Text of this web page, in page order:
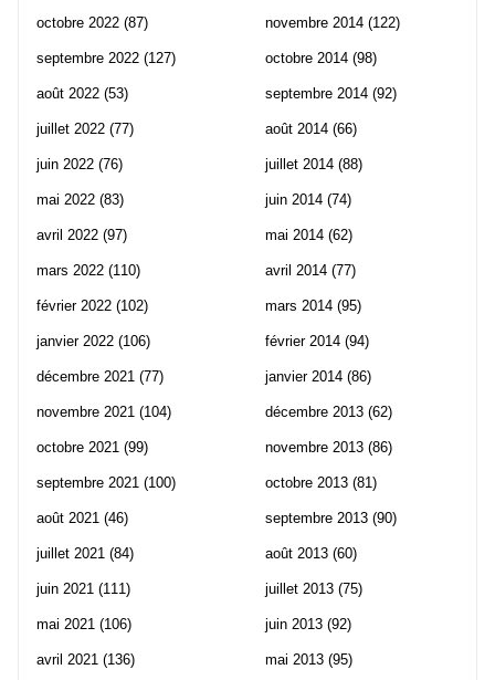
octobre 2022 (87)
septembre 2022 (127)
août 2022 (53)
juillet 2022 (77)
juin 2022 (76)
mai 2022 (83)
avril 2022 (97)
mars 2022 (110)
février 2022 (102)
janvier 2022 (106)
décembre 2021 (77)
novembre 2021 (104)
octobre 2021 (99)
septembre 2021 (100)
août 2021 (46)
juillet 2021 (84)
juin 2021 (111)
mai 2021 (106)
avril 2021 (136)
novembre 2014 (122)
octobre 2014 (98)
septembre 2014 (92)
août 2014 (66)
juillet 2014 (88)
juin 2014 (74)
mai 2014 (62)
avril 2014 (77)
mars 2014 (95)
février 2014 (94)
janvier 2014 (86)
décembre 2013 (62)
novembre 2013 (86)
octobre 2013 (81)
septembre 2013 (90)
août 2013 (60)
juillet 2013 (75)
juin 2013 (92)
mai 2013 (95)